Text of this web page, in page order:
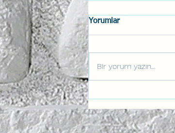
Dönüştürücü Gücü
Yorumlar
Bir yorum yazın...